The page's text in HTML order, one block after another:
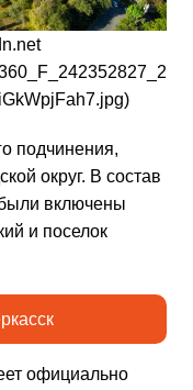
подчинения,
округ. В состав
включены
и поселок
официально